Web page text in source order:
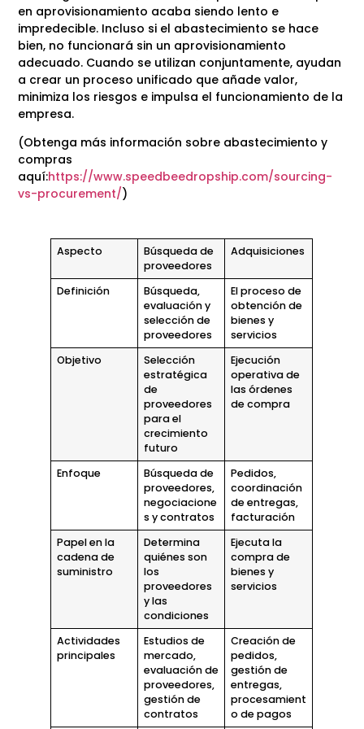
en aprovisionamiento acaba siendo lento e
impredecible. Incluso si el abastecimiento se hace
bien, no funcionará sin un aprovisionamiento
adecuado. Cuando se utilizan conjuntamente, ayudan
a crear un proceso unificado que añade valor,
minimiza los riesgos e impulsa el funcionamiento de la
empresa.
(Obtenga más información sobre abastecimiento y
compras
aquí:https://www.speedbeedropship.com/sourcing-
vs-procurement/)
Aspecto
Búsqueda de
proveedores
Adquisiciones
Definición
Búsqueda,
evaluación y
selección de
proveedores
El proceso de
obtención de
bienes y
servicios
Objetivo
Selección
estratégica
de
proveedores
para el
crecimiento
futuro
Ejecución
operativa de
las órdenes
de compra
Enfoque
Búsqueda de
proveedores,
negociacione
s y contratos
Pedidos,
coordinación
de entregas,
facturación
Papel en la
cadena de
suministro
Determina
quiénes son
los
proveedores
y las
condiciones
Ejecuta la
compra de
bienes y
servicios
Actividades
principales
Estudios de
mercado,
evaluación de
proveedores,
gestión de
contratos
Creación de
pedidos,
gestión de
entregas,
procesamient
o de pagos